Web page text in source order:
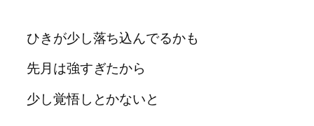
ひきが少し落ち込んでるかも
先月は強すぎたから
少し覚悟しとかないと